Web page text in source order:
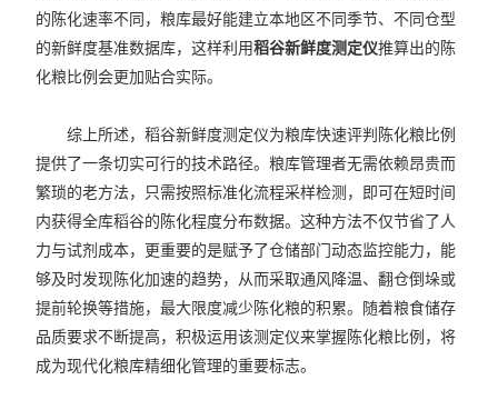
的陈化速率不同，粮库最好能建立本地区不同季节、不同仓型
的新鲜度基准数据库，这样利用稻谷新鲜度测定仪推算出的陈
化粮比例会更加贴合实际。
综上所述，稻谷新鲜度测定仪为粮库快速评判陈化粮比例
提供了一条切实可行的技术路径。粮库管理者无需依赖昂贵而
繁琐的老方法，只需按照标准化流程采样检测，即可在短时间
内获得全库稻谷的陈化程度分布数据。这种方法不仅节省了人
力与试剂成本，更重要的是赋予了仓储部门动态监控能力，能
够及时发现陈化加速的趋势，从而采取通风降温、翻仓倒垛或
提前轮换等措施，最大限度减少陈化粮的积累。随着粮食储存
品质要求不断提高，积极运用该测定仪来掌握陈化粮比例，将
成为现代化粮库精细化管理的重要标志。